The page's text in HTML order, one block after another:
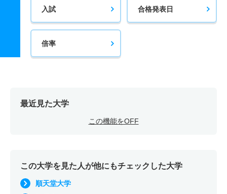
入試 合格発表日
倍率
最近見た大学
この機能をOFF
この大学を見た人が他にもチェックした大学
順天堂大学